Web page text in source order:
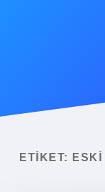
Yasal Uyarı
ETIKET: